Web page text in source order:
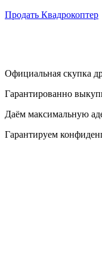
Продать Квадрокоптер
Официальная скупка
Гарантированно
Даём максимальную
Гарантируем